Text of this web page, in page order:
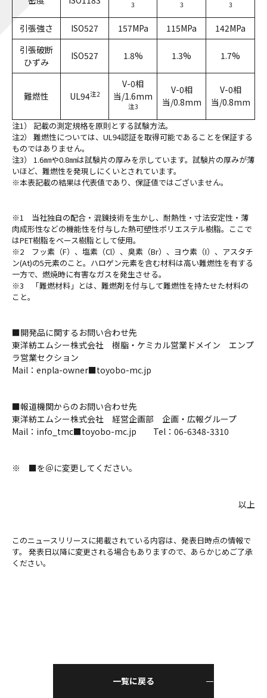
3 3 3
引張強さ ISO527 157MPa 115MPa
142MPa
引張破断
ひずみ
ISO527 1.8% 1.3% 1.7%
難燃性 UL94注2
V-0相
当/1.6mm
注3
V-0相
当/0.8mm
V-0相
当/0.8mm
注1） 記載の測定規格を原則とする試験方法。
注2） 難燃性については、UL94認証を取得可能であることを保証する
ものではありません。
注3） 1.6㎜や0.8㎜は試験片の厚みを示しています。試験片の厚みが薄
いほど、難燃性を発現しにくいとされています。
※本表記載の結果は代表値であり、保証値ではございません。
※1 当社独自の配合・混錬技術を生かし、耐熱性・寸法安定性・薄
肉成形性などの機能性を付与した熱可塑性ポリエステル樹脂。ここで
はPET樹脂をベース樹脂として使用。
※2 フッ素（F）、塩素（Cl）、臭素（Br）、ヨウ素（I）、アスタチ
ン(At)の5元素のこと。ハロゲン元素を含む材料は高い難燃性を有する
一方で、燃焼時に有害なガスを発生させる。
※3 「難燃材料」とは、難燃剤を付与して難燃性を持たせた材料の
こと。
■開発品に関するお問い合わせ先
東洋紡エムシー株式会社 樹脂・ケミカル営業ドメイン エンプ
ラ営業セクション
Mail：enpla-owner■toyobo-mc.jp
■報道機関からのお問い合わせ先
東洋紡エムシー株式会社 経営企画部 企画・広報グループ
Mail：info_tmc■toyobo-mc.jp Tel：06-6348-3310
※ ■を＠に変更してください。
以上
このニュースリリースに掲載されている内容は、発表日時点の情報で
す。 発表日以降に変更される場合もありますので、あらかじめご了承
ください。
一覧に戻る